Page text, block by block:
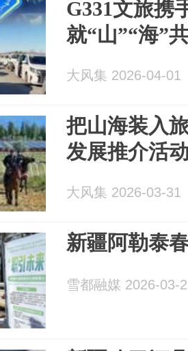
G331文旅携
就“山”“海”
大风集 2026-04-01
把山海装入
发展推介活
大风集 2026-03-31
新疆阿勒泰
雪都融媒 2026-03-